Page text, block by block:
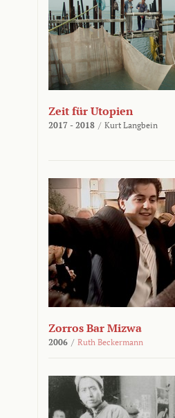
Zeit für Utopien
2017 - 2018 / Kurt Langbein
Zorros Bar Mizwa
2006 / Ruth Beckermann